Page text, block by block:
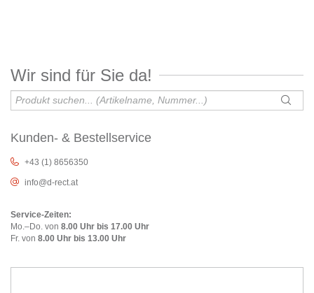
Wir sind für Sie da!
Kunden- & Bestellservice
+43 (1) 8656350
info@d-rect.at
Service-Zeiten:
Mo.–Do. von 8.00 Uhr bis 17.00 Uhr
Fr. von 8.00 Uhr bis 13.00 Uhr